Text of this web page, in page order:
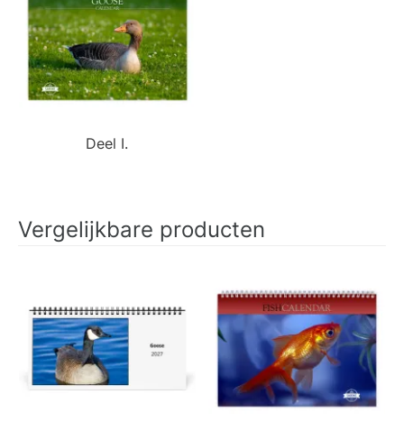
Deel I.
Vergelijkbare producten